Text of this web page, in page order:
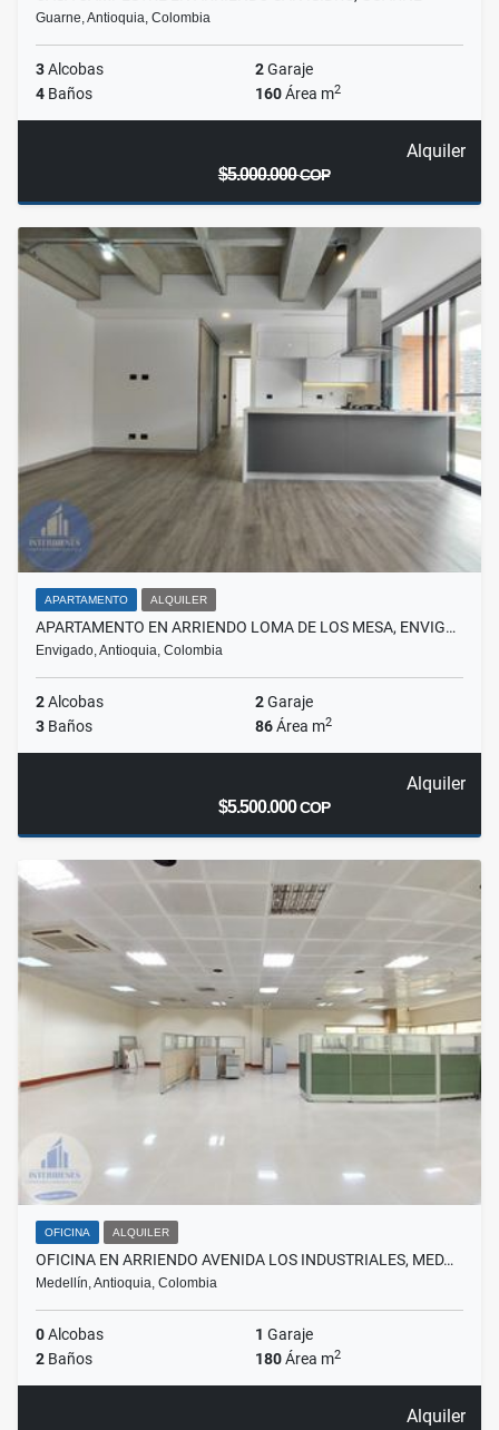
Guarne, Antioquia, Colombia
3Alcobas 2Garaje
4 Baños 160Área m2
Alquiler
$5.000.000COP
APARTAMENTO ALQUILER
APARTAMENTO EN ARRIENDO LOMA DE LOS MESA, ENVIG…
Envigado, Antioquia, Colombia
2Alcobas 2Garaje
3 Baños 86Área m2
Alquiler
$5.500.000COP
OFICINA ALQUILER
OFICINA EN ARRIENDO AVENIDA LOS INDUSTRIALES, MED…
Medellín, Antioquia, Colombia
0Alcobas 1 Garaje
2 Baños 180Área m2
Alquiler